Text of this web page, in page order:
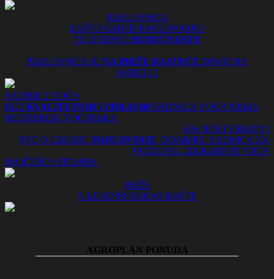
PAULOVNIJA
ZAŠTO SADITI PAULOVNIJU?
TO JE DRVO BUDUĆNOSTI!
PAULOVNIJA JE NAJBRŽE RASTUĆE DRVO NA
SVIJETU!
SADNICE VOĆA
BEZ KVALITETNIH I ZDRAVIH SADNICA VOĆA NEMA
NI DOBROG VOĆNJAKA
SAVJETI I TRIKOVI
SVE O UZGOJU PAULOVNIJE, ODABIRU SADNICA ZA
VOĆNJAK, IZGRADNJU VRTA
NAJČEŠĆA PITANJA
RUŽE
NAJLJEPŠI UKRAS BAŠTE
AGROPLAN PONUDA